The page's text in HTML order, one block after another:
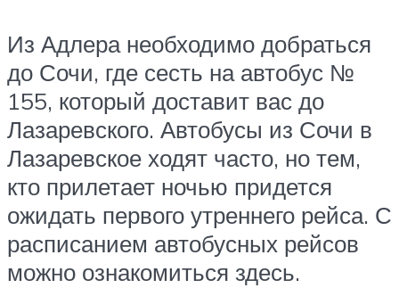
Из Адлера необходимо добраться
до Сочи, где сесть на автобус №
155, который доставит вас до
Лазаревского. Автобусы из Сочи в
Лазаревское ходят часто, но тем,
кто прилетает ночью придется
ожидать первого утреннего рейса. С
расписанием автобусных рейсов
можно ознакомиться здесь.